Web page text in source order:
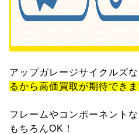
アップガレージサイクルズな
るから高価買取が期待できま
フレームやコンポーネント
もちろんOK！